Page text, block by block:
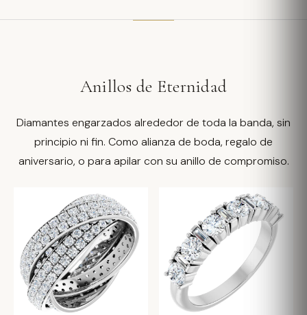
Anillos de Eternidad
Diamantes engarzados alrededor de toda la banda, sin
principio ni fin. Como alianza de boda, regalo de
aniversario, o para apilar con su anillo de compromiso.